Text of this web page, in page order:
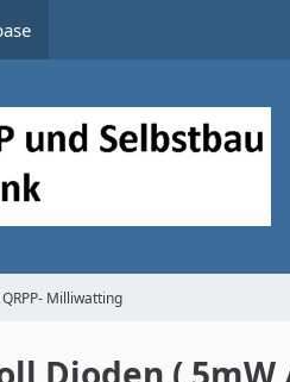
QRPP- Milliwatting